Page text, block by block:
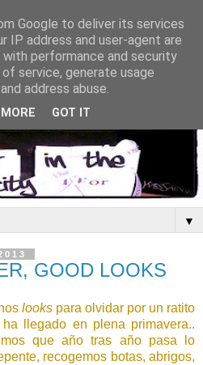
▼
GOOD LOOKS
looks para olvidar por un ratito
llegado en plena primavera..
que año tras año pasa lo
recogemos botas, abrigos,
Google to deliver its services
IP address and user-agent are
performance and security
service, generate usage
address abuse.
GOT IT